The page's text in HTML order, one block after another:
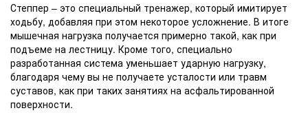
Степпер – это специальный тренажер, который имитирует
ходьбу, добавляя при этом некоторое усложнение. В итоге
мышечная нагрузка получается примерно такой, как при
подъеме на лестницу. Кроме того, специально
разработанная система уменьшает ударную нагрузку,
благодаря чему вы не получаете усталости или травм
суставов, как при таких занятиях на асфальтированной
поверхности.